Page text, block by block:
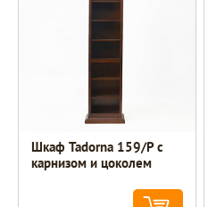
Шкаф Tadorna 159/Р с
карнизом и цоколем